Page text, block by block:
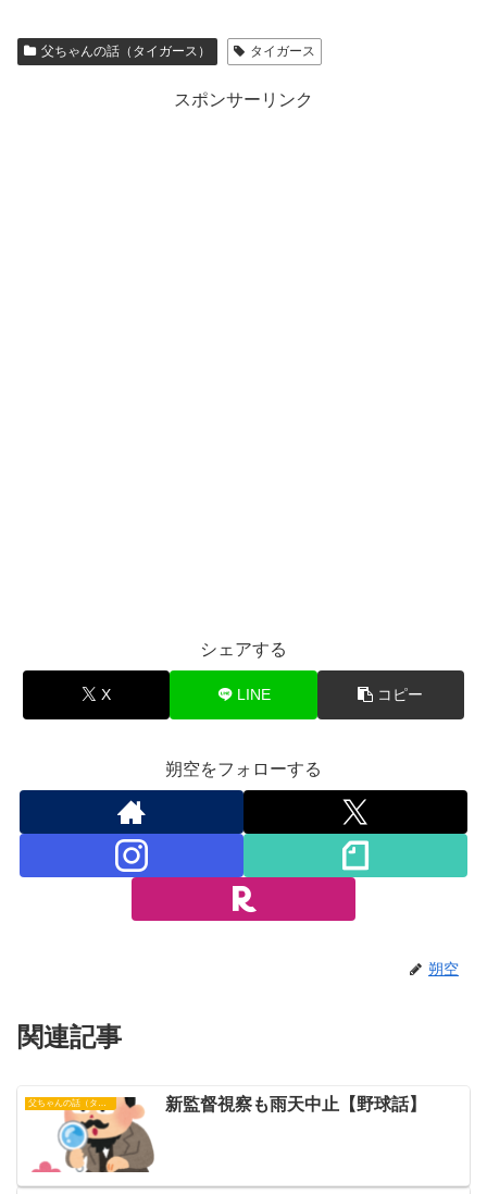
父ちゃんの話（タイガース） タイガース
スポンサーリンク
シェアする
X LINE コピー
朔空をフォローする
朔空
関連記事
父ちゃんの話（タイガース） 新監督視察も雨天中止【野球話】